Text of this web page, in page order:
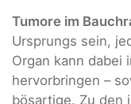
Tumore im
Ursprungs sein,
Organ kann dabei
hervorbringen –
bösartige. Zu den